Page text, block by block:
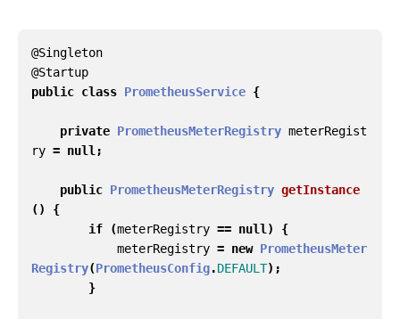
@Singleton
@Startup
public class PrometheusService {
private PrometheusMeterRegistry meterRegist
ry = null ;
public PrometheusMeterRegistry getInstance
()
{
if
(meterRegistry == null )
{
meterRegistry = new PrometheusMeter
Registry(PrometheusConfig.DEFAULT);
}